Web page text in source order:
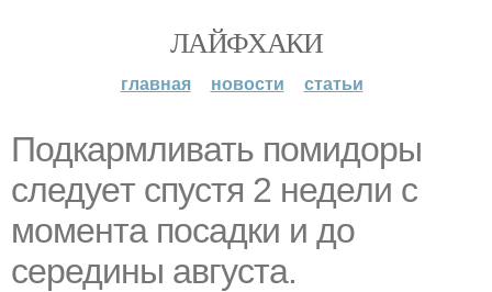
ЛАЙФХАКИ
главная новости статьи
Подкapмливать помидоры
следyeт спустя 2 недели с
момента посадки и до
середины августа.